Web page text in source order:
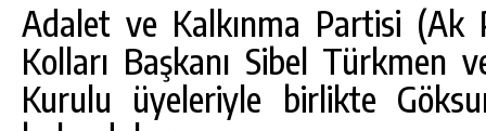
Adalet ve Kalkınma Partisi (Ak
Kolları Başkanı Sibel
Kurulu üyeleriyle birlikte